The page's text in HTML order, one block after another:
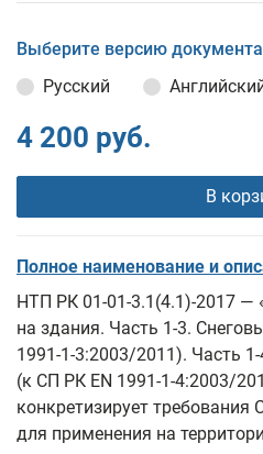
Выберите версию
Русский
4 200 руб.
В
Полное наименование и
НТП РК 01-01-3.1(4.1)-2017 —
на здания. Часть 1-3.
1991-1-3:2003/2011). Часть
(к СП РК EN 1991-1-4:2003/
конкретизирует требования
для применения на